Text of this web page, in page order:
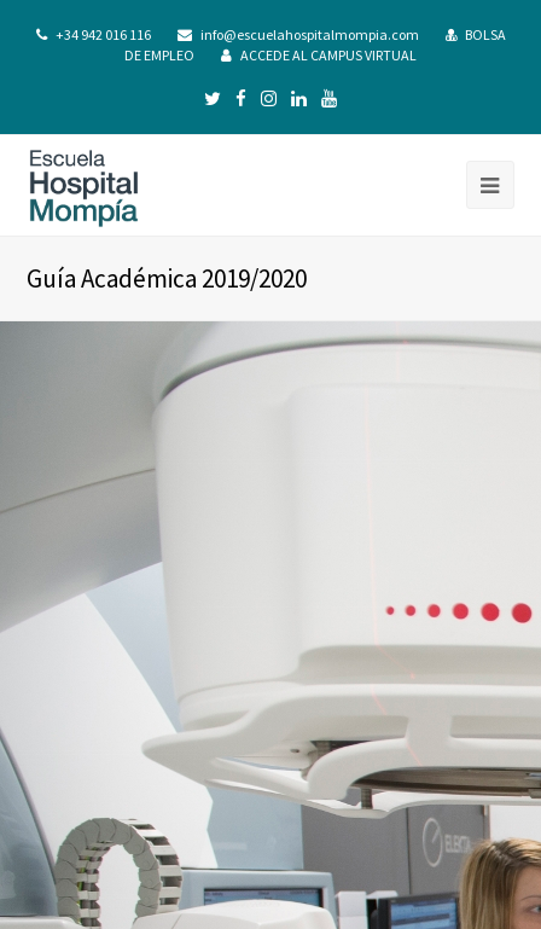
+34 942 016 116 info@escuelahospitalmompia.com
BOLSA
DE EMPLEO
ACCEDE AL CAMPUS VIRTUAL
Guía Académica 2019/2020